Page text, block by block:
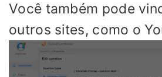
Você também pode
outros sites, como o